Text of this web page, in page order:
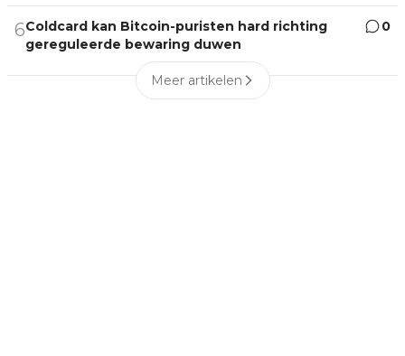
6Coldcard kan Bitcoin-puristen hard richting
gereguleerde bewaring duwen
0
Meer artikelen